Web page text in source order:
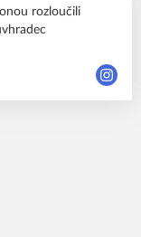
rozloučili